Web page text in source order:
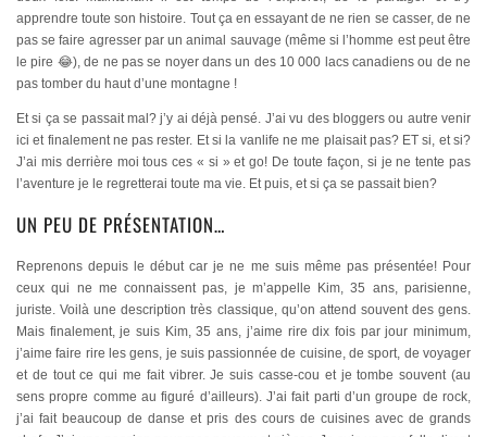
apprendre toute son histoire. Tout ça en essayant de ne rien se casser, de ne
pas se faire agresser par un animal sauvage (même si l’homme est peut être
le pire 😂), de ne pas se noyer dans un des 10 000 lacs canadiens ou de ne
pas tomber du haut d’une montagne !
Et si ça se passait mal? j’y ai déjà pensé. J’ai vu des bloggers ou autre venir
ici et finalement ne pas rester. Et si la vanlife ne me plaisait pas? ET si, et si?
J’ai mis derrière moi tous ces « si » et go! De toute façon, si je ne tente pas
l’aventure je le regretterai toute ma vie. Et puis, et si ça se passait bien?
UN PEU DE PRÉSENTATION…
Reprenons depuis le début car je ne me suis même pas présentée! Pour
ceux qui ne me connaissent pas, je m’appelle Kim, 35 ans, parisienne,
juriste. Voilà une description très classique, qu’on attend souvent des gens.
Mais finalement, je suis Kim, 35 ans, j’aime rire dix fois par jour minimum,
j’aime faire rire les gens, je suis passionnée de cuisine, de sport, de voyager
et de tout ce qui me fait vibrer. Je suis casse-cou et je tombe souvent (au
sens propre comme au figuré d’ailleurs). J’ai fait parti d’un groupe de rock,
j’ai fait beaucoup de danse et pris des cours de cuisines avec de grands